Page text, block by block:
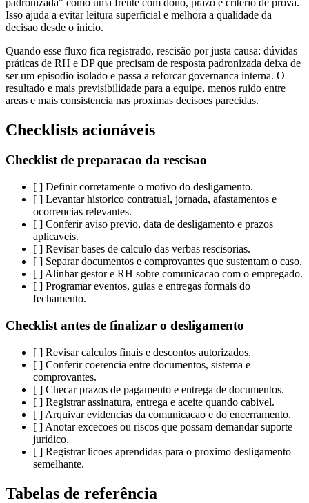
Isso ajuda a evitar leitura superficial e melhora a qualidade da
decisao desde o inicio.
Quando esse fluxo fica registrado, rescisão por justa causa: dúvidas
práticas de RH e DP que precisam de resposta padronizada deixa de
ser um episodio isolado e passa a reforcar governanca interna. O
resultado e mais previsibilidade para a equipe, menos ruido entre
areas e mais consistencia nas proximas decisoes parecidas.
Checklists acionáveis
Checklist de preparacao da rescisao
[ ] Definir corretamente o motivo do desligamento.
[ ] Levantar historico contratual, jornada, afastamentos e
ocorrencias relevantes.
[ ] Conferir aviso previo, data de desligamento e prazos
aplicaveis.
[ ] Revisar bases de calculo das verbas rescisorias.
[ ] Separar documentos e comprovantes que sustentam o caso.
[ ] Alinhar gestor e RH sobre comunicacao com o empregado.
[ ] Programar eventos, guias e entregas formais do
fechamento.
Checklist antes de finalizar o desligamento
[ ] Revisar calculos finais e descontos autorizados.
[ ] Conferir coerencia entre documentos, sistema e
comprovantes.
[ ] Checar prazos de pagamento e entrega de documentos.
[ ] Registrar assinatura, entrega e aceite quando cabivel.
[ ] Arquivar evidencias da comunicacao e do encerramento.
[ ] Anotar excecoes ou riscos que possam demandar suporte
juridico.
[ ] Registrar licoes aprendidas para o proximo desligamento
semelhante.
Tabelas de referência